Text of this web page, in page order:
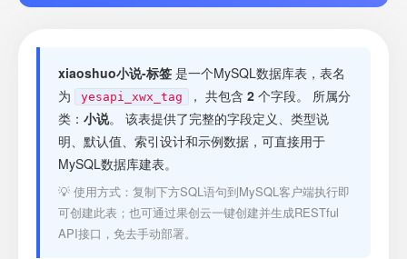
接口测试
xiaoshuo小说-标签 是一个MySQL数据库表，表名
为
yesapi_xwx_tag ， 共包含 2 个字段。 所属分
类： 小说。 该表提供了完整的字段定义、类型说
明、默认值、索引设计和示例数据，可直接用于
MySQL数据库建表。
💡 使用方式：复制下方SQL语句到MySQL客户端执行即
可创建此表；也可通过果创云一键创建并生成RESTful
API接口，免去手动部署。